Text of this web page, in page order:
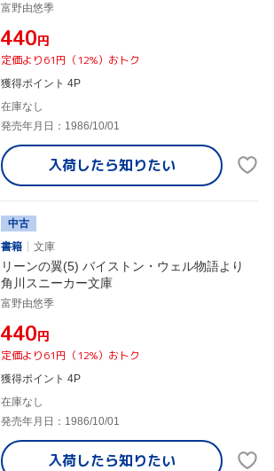
富野由悠季
¥440円
定価より61円（12%）おトク
獲得ポイント 4P
在庫なし
発売年月日：1986/10/01
入荷したら知りたい
中古
書籍
文庫
リーンの翼(5) バイストン・ウェル物語より
角川スニーカー文庫
富野由悠季
¥440円
定価より61円（12%）おトク
獲得ポイント 4P
在庫なし
発売年月日：1986/10/01
入荷したら知りたい